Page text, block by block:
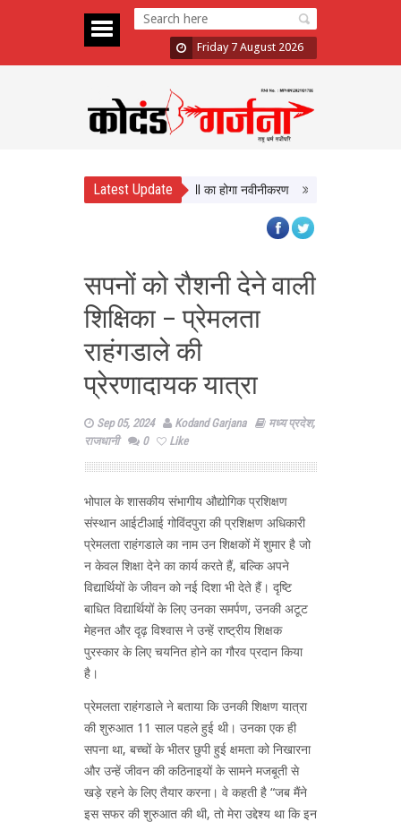
Friday 7 August 2026
Latest Update
मिलेगी बेहतर सुविधा, Hidden Pull का होगा नवीनीकरण एमपी टूरिज्म बोर्ड और
सपनों को रौशनी देने वाली
शिक्षिका – प्रेमलता
राहंगडाले की
प्रेरणादायक यात्रा
Sep 05, 2024 Kodand Garjana मध्य प्रदेश,
राजधानी
0 Like
भोपाल के शासकीय संभागीय औद्योगिक प्रशिक्षण
संस्थान आईटीआई गोविंदपुरा की प्रशिक्षण अधिकारी
प्रेमलता राहंगडाले का नाम उन शिक्षकों में शुमार है जो
न केवल शिक्षा देने का कार्य करते हैं, बल्कि अपने
विद्यार्थियों के जीवन को नई दिशा भी देते हैं। दृष्टि
बाधित विद्यार्थियों के लिए उनका समर्पण, उनकी अटूट
मेहनत और दृढ़ विश्वास ने उन्हें राष्ट्रीय शिक्षक
पुरस्कार के लिए चयनित होने का गौरव प्रदान किया
है।
प्रेमलता राहंगडाले ने बताया कि उनकी शिक्षण यात्रा
की शुरुआत 11 साल पहले हुई थी। उनका एक ही
सपना था, बच्चों के भीतर छुपी हुई क्षमता को निखारना
और उन्हें जीवन की कठिनाइयों के सामने मजबूती से
खड़े रहने के लिए तैयार करना। वे कहती है “जब मैंने
इस सफर की शुरुआत की थी, तो मेरा उद्देश्य था कि इन